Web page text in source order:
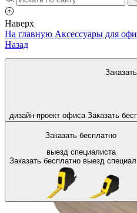
Наверх
дизайн-проект офиса Заказать
Заказать бесплатно
выезд специалиста
Заказать бесплатно выезд
На главную Аксессуары для
Назад